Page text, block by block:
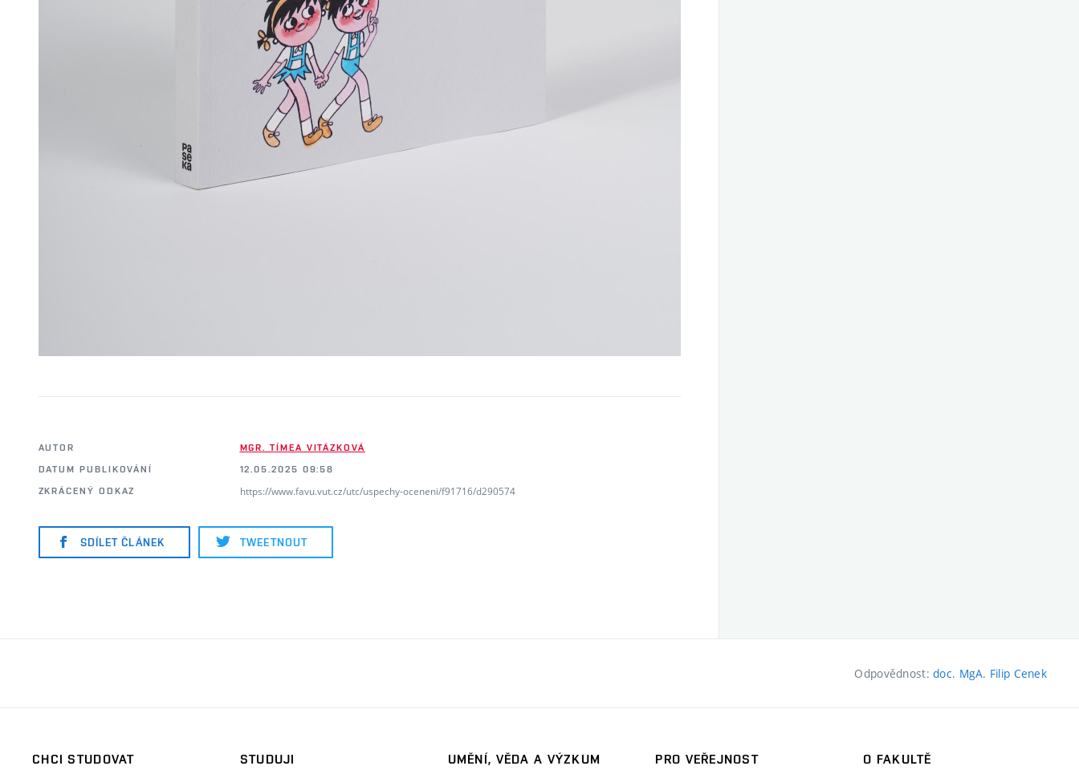
AUTOR
MGR. TÍMEA VITÁZKOVÁ
DATUM PUBLIKOVÁNÍ
12.05.2025 09:58
ZKRÁCENÝ ODKAZ
https://www.favu.vut.cz/utc/uspechy-oceneni/f91716/d290574
SDÍLET ČLÁNEK TWEETNOUT
Odpovědnost:doc. MgA. Filip Cenek
CHCI STUDOVAT STUDUJI UMĚNÍ, VĚDA A VÝZKUM PRO VEŘEJNOST O FAKULTĚ